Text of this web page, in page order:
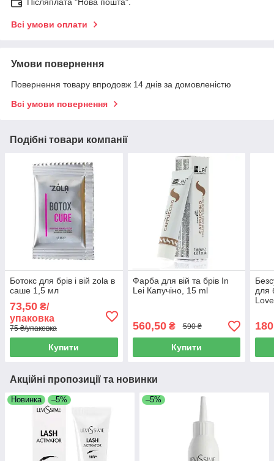
Всі умови оплати
Умови повернення
Повернення товару впродовж 14 днів за домовленістю
Всі умови повернення
Подібні товари компанії
Ботокс для брів і вій zola в
саше 1,5 мл
73,50 ₴/
упаковка
75 ₴/упаковка
Купити
Фарба для вій та брів In
Lei Капучіно, 15 ml
560,50₴ 590 ₴
Купити
для
Акційні пропозиції та новинки
Новинка –5% –5%